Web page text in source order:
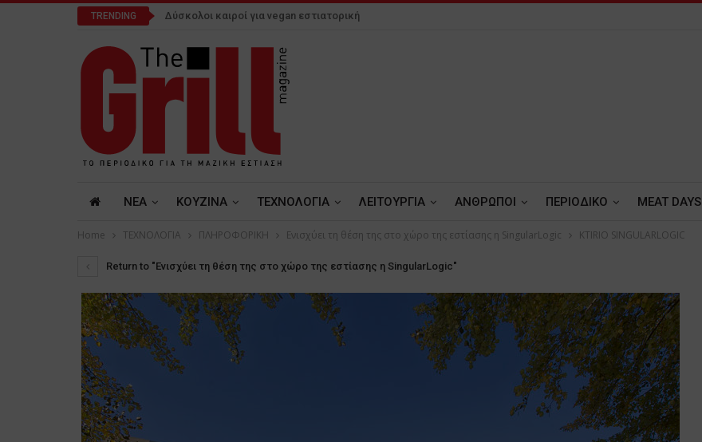
TRENDING Δύσκολοι καιροί για vegan εστιατορική
NEA ΚΟΥΖΙΝΑ ΤΕΧΝΟΛΟΓΙΑ ΛΕΙΤΟΥΡΓΙΑ ΑΝΘΡΩΠΟΙ ΠΕΡΙΟΔΙΚΟ MEAT DAYS
Home ΤΕΧΝΟΛΟΓΙΑ ΠΛΗΡΟΦΟΡΙΚΗ Ενισχύει τη θέση της στο χώρο της εστίασης η SingularLogic KTIRIO SINGULARLOGIC
Return to "Ενισχύει τη θέση της στο χώρο της εστίασης η SingularLogic"